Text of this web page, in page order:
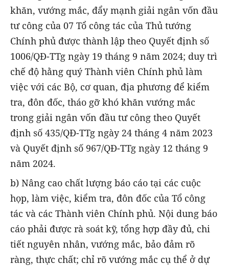
khăn, vướng mắc, đẩy mạnh giải ngân vốn đầu
tư công của 07 Tổ công tác của Thủ tướng
Chính phủ được thành lập theo Quyết định số
1006/QĐ-TTg ngày 19 tháng 9 năm 2024; duy trì
chế độ hằng quý Thành viên Chính phủ làm
việc với các Bộ, cơ quan, địa phương để kiểm
tra, đôn đốc, tháo gỡ khó khăn vướng mắc
trong giải ngân vốn đầu tư công theo Quyết
định số 435/QĐ-TTg ngày 24 tháng 4 năm 2023
và Quyết định số 967/QĐ-TTg ngày 12 tháng 9
năm 2024.
b) Nâng cao chất lượng báo cáo tại các cuộc
họp, làm việc, kiểm tra, đôn đốc của Tổ công
tác và các Thành viên Chính phủ. Nội dung báo
cáo phải được rà soát kỹ, tổng hợp đầy đủ, chi
tiết nguyên nhân, vướng mắc, bảo đảm rõ
ràng, thực chất; chỉ rõ vướng mắc cụ thể ở dự